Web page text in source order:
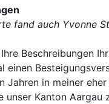
fand auch Yvonne
Beschreibungen
einen
Jahren in meiner
unser Kanton